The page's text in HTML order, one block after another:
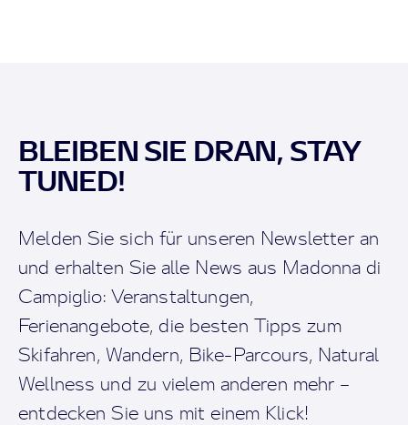
BLEIBEN SIE DRAN, STAY
TUNED!
Melden Sie sich für unseren Newsletter an
und erhalten Sie alle News aus Madonna di
Campiglio: Veranstaltungen,
Ferienangebote, die besten Tipps zum
Skifahren, Wandern, Bike-Parcours, Natural
Wellness und zu vielem anderen mehr –
entdecken Sie uns mit einem Klick!